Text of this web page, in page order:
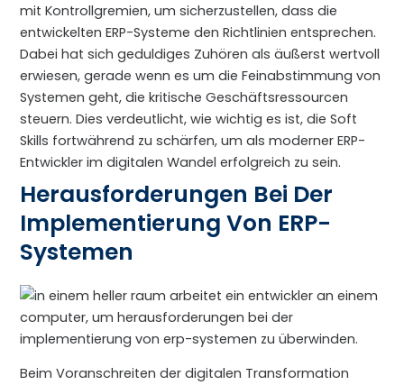
mit Kontrollgremien, um sicherzustellen, dass die
entwickelten ERP-Systeme den Richtlinien entsprechen.
Dabei hat sich geduldiges Zuhören als äußerst wertvoll
erwiesen, gerade wenn es um die Feinabstimmung von
Systemen geht, die kritische Geschäftsressourcen
steuern. Dies verdeutlicht, wie wichtig es ist, die Soft
Skills fortwährend zu schärfen, um als moderner ERP-
Entwickler im digitalen Wandel erfolgreich zu sein.
Herausforderungen Bei Der
Implementierung Von ERP-
Systemen
Beim Voranschreiten der digitalen Transformation